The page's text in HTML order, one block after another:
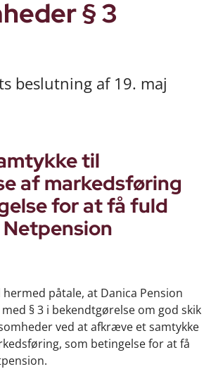
§ 3
beslutning af 19. maj
til
af markedsføring
for at få fuld
påtale, at Danica Pension
§ 3 i bekendtgørelse om god skik
ved at afkræve et samtykke
som betingelse for at få